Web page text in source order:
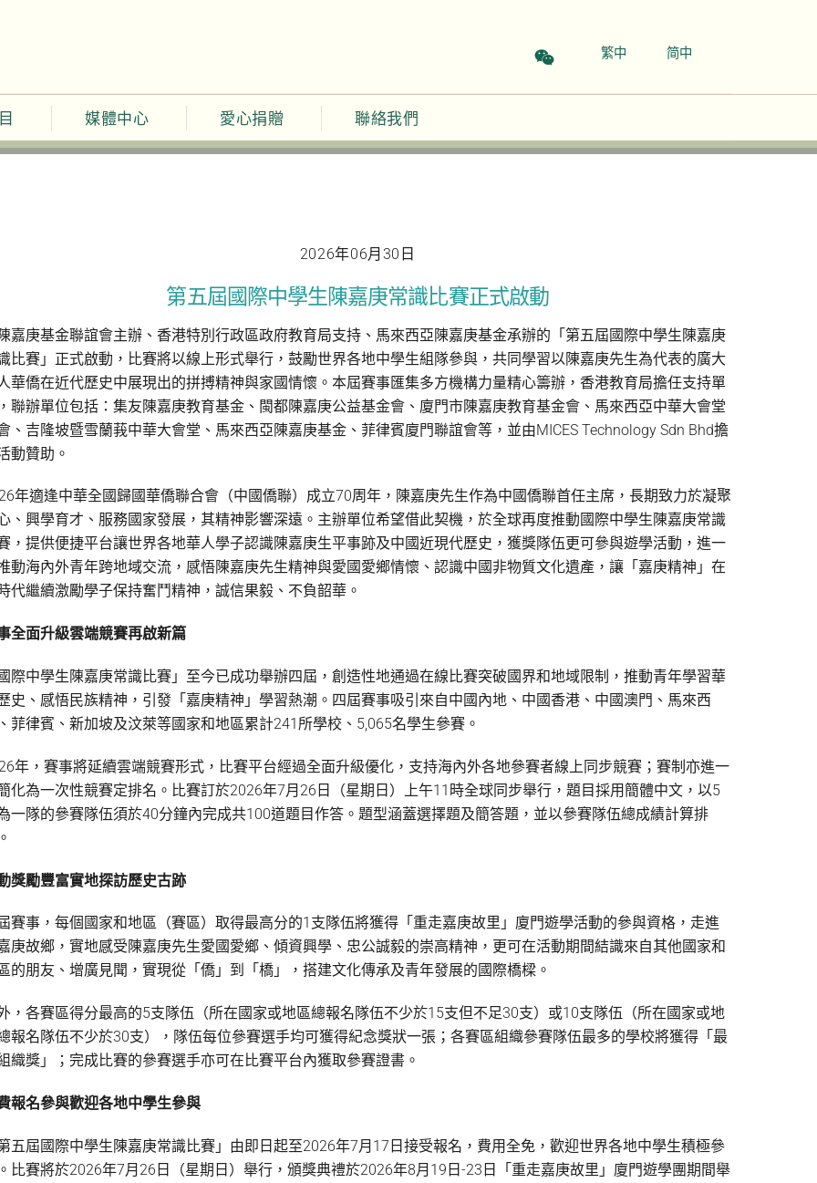
媒體中心 愛心捐贈 聯絡我們
繁中 简中
2026年06月30日
第五屆國際中學生陳嘉庚常識比賽正式啟動
嘉庚基金聯誼會主辦、香港特別行政區政府教育局支持、馬來西亞陳嘉庚基金承辦的「第五屆國際中學生陳嘉庚
比賽」正式啟動，比賽將以線上形式舉行，鼓勵世界各地中學生組隊參與，共同學習以陳嘉庚先生為代表的廣大
華僑在近代歷史中展現出的拼搏精神與家國情懷。本屆賽事匯集多方機構力量精心籌辦，香港教育局擔任支持單
聯辦單位包括：集友陳嘉庚教育基金、閩都陳嘉庚公益基金會、廈門市陳嘉庚教育基金會、馬來西亞中華大會堂
、吉隆坡暨雪蘭莪中華大會堂、馬來西亞陳嘉庚基金、菲律賓廈門聯誼會等，並由MICES Technology Sdn Bhd擔
動贊助。
年適逢中華全國歸國華僑聯合會（中國僑聯）成立70周年，陳嘉庚先生作為中國僑聯首任主席，長期致力於凝聚
、興學育才、服務國家發展，其精神影響深遠。主辦單位希望借此契機，於全球再度推動國際中學生陳嘉庚常識
，提供便捷平台讓世界各地華人學子認識陳嘉庚生平事跡及中國近現代歷史，獲獎隊伍更可參與遊學活動，進一
動海內外青年跨地域交流，感悟陳嘉庚先生精神與愛國愛鄉情懷、認識中國非物質文化遺產，讓「嘉庚精神」在
代繼續激勵學子保持奮鬥精神，誠信果毅、不負韶華。
全面升級雲端競賽再啟新篇
際中學生陳嘉庚常識比賽」至今已成功舉辦四屆，創造性地通過在線比賽突破國界和地域限制，推動青年學習華
史、感悟民族精神，引發「嘉庚精神」學習熱潮。四屆賽事吸引來自中國內地、中國香港、中國澳門、馬來西
菲律賓、新加坡及汶萊等國家和地區累計241所學校、5,065名學生參賽。
年，賽事將延續雲端競賽形式，比賽平台經過全面升級優化，支持海內外各地參賽者線上同步競賽；賽制亦進一
化為一次性競賽定排名。比賽訂於2026年7月26日（星期日）上午11時全球同步舉行，題目採用簡體中文，以5
一隊的參賽隊伍須於40分鐘內完成共100道題目作答。題型涵蓋選擇題及簡答題，並以參賽隊伍總成績計算排
獎勵豐富實地探訪歷史古跡
賽事，每個國家和地區（賽區）取得最高分的1支隊伍將獲得「重走嘉庚故里」廈門遊學活動的參與資格，走進
庚故鄉，實地感受陳嘉庚先生愛國愛鄉、傾資興學、忠公誠毅的崇高精神，更可在活動期間結識來自其他國家和
的朋友、增廣見聞，實現從「僑」到「橋」，搭建文化傳承及青年發展的國際橋樑。
，各賽區得分最高的5支隊伍（所在國家或地區總報名隊伍不少於15支但不足30支）或10支隊伍（所在國家或地
報名隊伍不少於30支），隊伍每位參賽選手均可獲得紀念獎狀一張；各賽區組織參賽隊伍最多的學校將獲得「最
織獎」；完成比賽的參賽選手亦可在比賽平台內獲取參賽證書。
報名參與歡迎各地中學生參與
五屆國際中學生陳嘉庚常識比賽」由即日起至2026年7月17日接受報名，費用全免，歡迎世界各地中學生積極參
比賽將於2026年7月26日（星期日）舉行，頒獎典禮於2026年8月19日-23日「重走嘉庚故里」廈門遊學團期間舉